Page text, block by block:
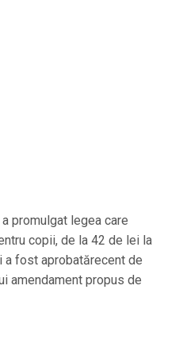
promulgat legea care
copii, de la 42 de lei la
a fost aprobatărecent de
amendament propus de